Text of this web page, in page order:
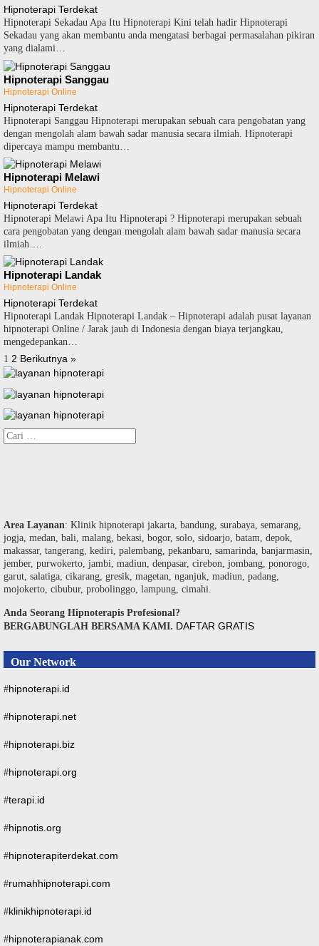
Hipnoterapi Terdekat
Hipnoterapi Sekadau Apa Itu Hipnoterapi Kini telah hadir Hipnoterapi
Sekadau yang akan membantu anda mengatasi berbagai permasalahan pikiran
yang dialami…
Hipnoterapi Sanggau
Hipnoterapi Online
Hipnoterapi Terdekat
Hipnoterapi Sanggau Hipnoterapi merupakan sebuah cara pengobatan yang
dengan mengolah alam bawah sadar manusia secara ilmiah. Hipnoterapi
dipercaya mampu membantu…
Hipnoterapi Melawi
Hipnoterapi Online
Hipnoterapi Terdekat
Hipnoterapi Melawi Apa Itu Hipnoterapi ? Hipnoterapi merupakan sebuah
cara pengobatan yang dengan mengolah alam bawah sadar manusia secara
ilmiah….
Hipnoterapi Landak
Hipnoterapi Online
Hipnoterapi Terdekat
Hipnoterapi Landak Hipnoterapi Landak – Hipnoterapi adalah pusat layanan
hipnoterapi Online / Jarak jauh di Indonesia dengan biaya terjangkau,
mengedepankan…
Paginasi
pos
1 2 Berikutnya »
Cari
untuk:
Area Layanan: Klinik hipnoterapi jakarta, bandung, surabaya, semarang,
jogja, medan, bali, malang, bekasi, bogor, solo, sidoarjo, batam, depok,
makassar, tangerang, kediri, palembang, pekanbaru, samarinda, banjarmasin,
jember, purwokerto, jambi, madiun, denpasar, cirebon, jombang, ponorogo,
garut, salatiga, cikarang, gresik, magetan, nganjuk, madiun, padang,
mojokerto, cibubur, probolinggo, lampung, cimahi.
Anda Seorang Hipnoterapis Profesional?
BERGABUNGLAH BERSAMA KAMI. DAFTAR GRATIS
Our Network
#hipnoterapi.id
#hipnoterapi.net
#hipnoterapi.biz
#hipnoterapi.org
#terapi.id
#hipnotis.org
#hipnoterapiterdekat.com
#rumahhipnoterapi.com
#klinikhipnoterapi.id
#hipnoterapianak.com